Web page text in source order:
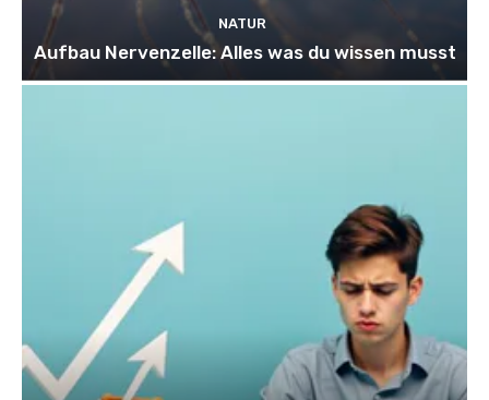
NATUR
Aufbau Nervenzelle: Alles was du wissen musst